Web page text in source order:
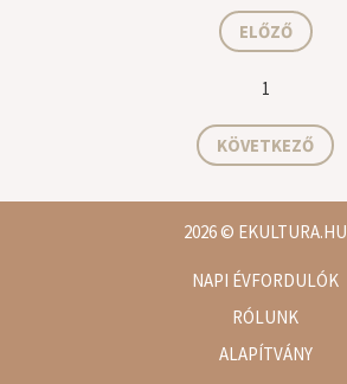
ELŐZŐ
1
KÖVETKEZŐ
2026© EKULTURA.HU
NAPI ÉVFORDULÓK
RÓLUNK
ALAPÍTVÁNY